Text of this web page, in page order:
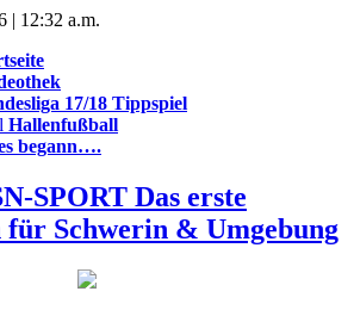
| 12:32 a.m.
17/18 Tippspiel
Hallenfußball
begann….
SPORT Das erste
für Schwerin & Umgebung